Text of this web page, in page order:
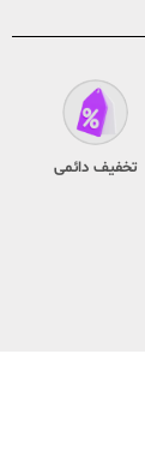
تخفیف دائمی